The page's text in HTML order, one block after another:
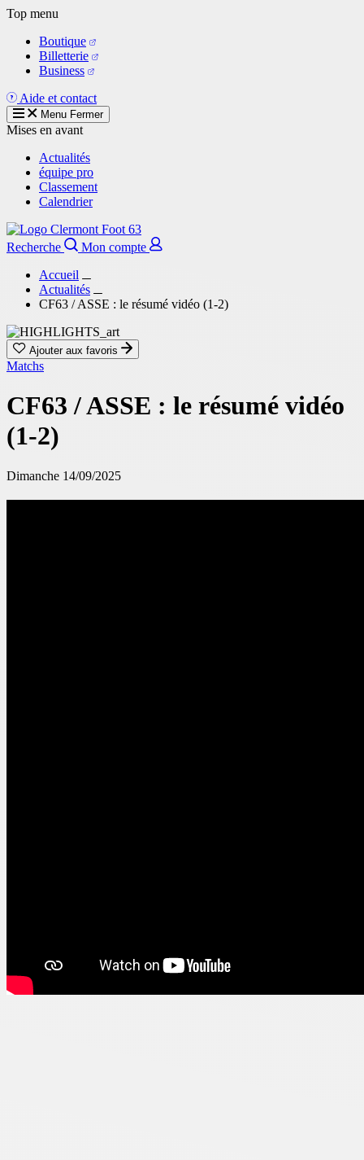
Aller
contenu
principal
Top menu
Boutique
Billetterie
Business
Aide et contact
Menu Fermer
Mises en avant
Actualités
équipe pro
Classement
Calendrier
Recherche
Mon compte
Accueil
Actualités
CF63 / ASSE : le résumé vidéo (1-2)
Ajouter aux favoris
Matchs
CF63 / ASSE : le résumé vidéo
(1-2)
Dimanche 14/09/2025